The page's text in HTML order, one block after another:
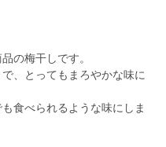
の梅干しです。
ってもまろやかな味に
られるような味にしま